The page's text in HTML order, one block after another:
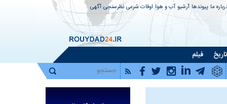
ما پیوندها آرشیو آب و هوا اوقات شرعی نظرسنجی آگهی
تاریخ فیلم